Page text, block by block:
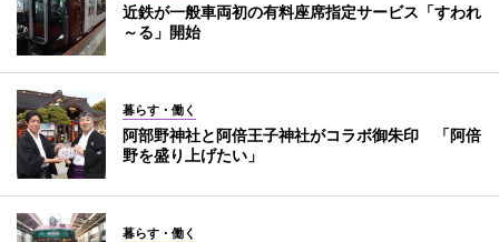
近鉄が一般車両初の有料座席指定サービス「すわれ
～る」開始
暮らす・働く
阿部野神社と阿倍王子神社がコラボ御朱印 「阿倍
野を盛り上げたい」
暮らす・働く